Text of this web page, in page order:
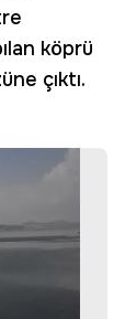
köprü
çıktı.